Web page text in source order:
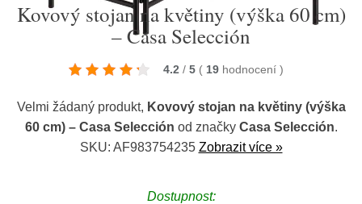
Kovový stojan na květiny (výška 60 cm)
– Casa Selección
4.2 / 5 ( 19 hodnocení )
Velmi žádaný produkt, Kovový stojan na květiny (výška
60 cm) – Casa Selección od značky Casa Selección.
SKU: AF983754235 Zobrazit více »
Dostupnost: